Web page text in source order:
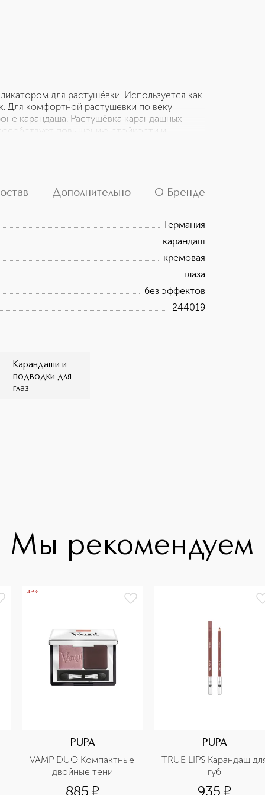
для растушёвки. Используется как
Для комфортной растушевки по веку
карандаша. Растушёвка карандашных
повышению стойкости и
Дополнительно О Бренде
Германия
карандаш
кремовая
глаза
без эффектов
244019
Карандаши и
подводки для
глаз
Мы рекомендуем
-45%
PUPA
VAMP DUO Компактные
двойные тени
885 ¤
PUPA
TRUE LIPS Карандаш
губ
935 ¤